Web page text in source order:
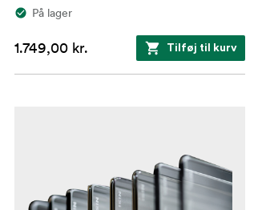
På lager
1.749,00 kr. Tilføj til kurv